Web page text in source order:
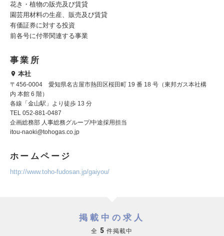
花き・植物の販売及び賃貸
園芸用材料の生産、販売及び賃貸
有価証券に対する投資
前各号に付帯関連する事業
事業所
本社
〒456-0004 愛知県名古屋市熱田区桜田町 19 番 18 号（東邦ガス本社構
内 本館 6 階）
各線「金山駅」より徒歩 13 分
TEL 052-881-0487
企画総務部 人事総務グループ/中途採用担当
itou-naoki@tohogas.co.jp
ホームページ
http://www.toho-fudosan.jp/gaiyou/
掲載中の求人
全 5 件掲載中